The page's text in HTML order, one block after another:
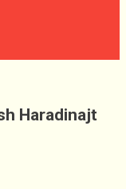
Haradinajt